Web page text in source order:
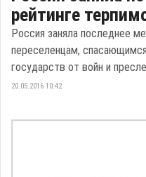
рейтинге
Россия заняла последнее
переселенцам,
государств от войн и
20.05.2016 10:42